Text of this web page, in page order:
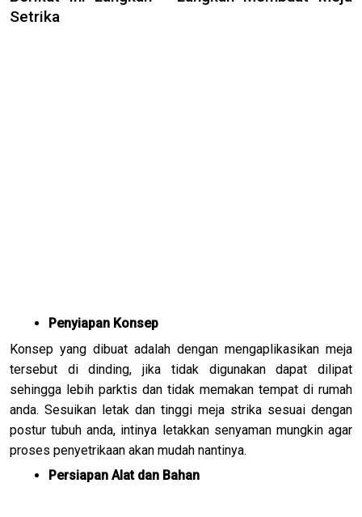
Setrika
Penyiapan Konsep
Konsep yang dibuat adalah dengan mengaplikasikan meja
tersebut di dinding, jika tidak digunakan dapat dilipat
sehingga lebih parktis dan tidak memakan tempat di rumah
anda. Sesuikan letak dan tinggi meja strika sesuai dengan
postur tubuh anda, intinya letakkan senyaman mungkin agar
proses penyetrikaan akan mudah nantinya.
Persiapan Alat dan Bahan